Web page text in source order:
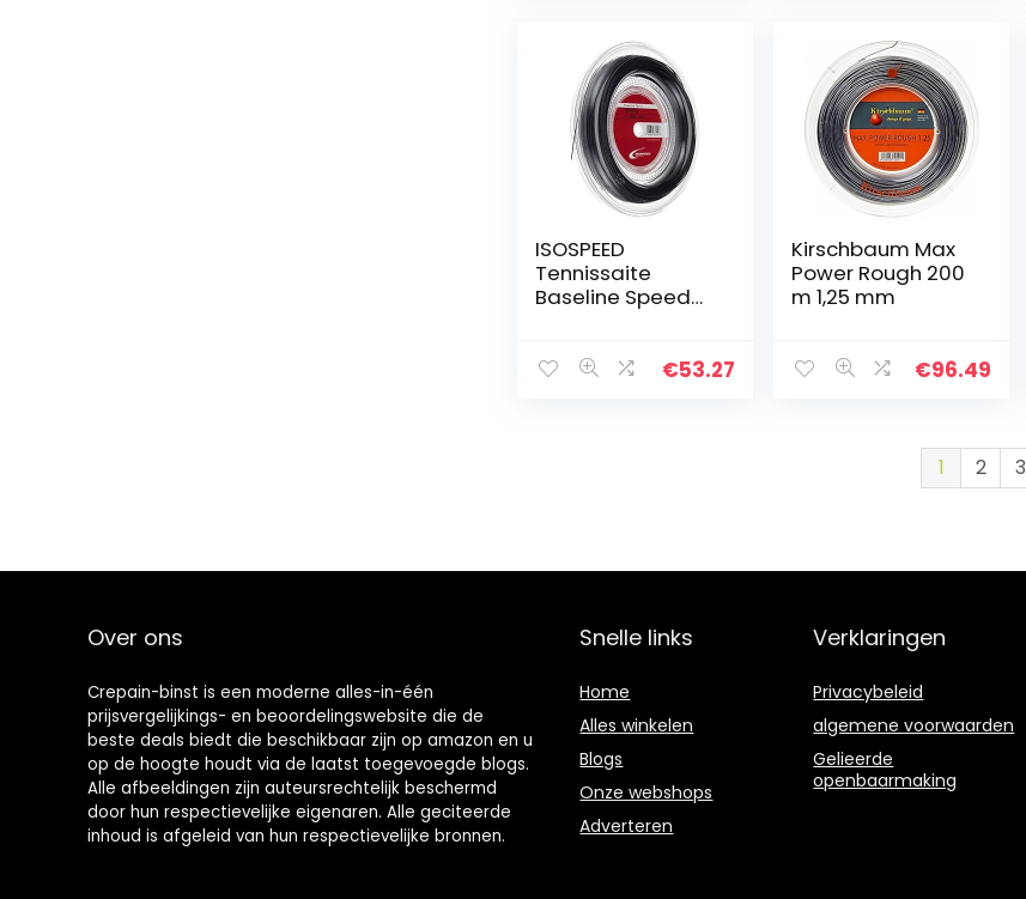
ISOSPEED
Tennissaite
Baseline Speed
€53.27
Kirschbaum Max
Power Rough 200
m 1,25 mm
€96.49
1 2 3
Over ons
Crepain-binst is een moderne alles-in-één
prijsvergelijkings- en beoordelingswebsite die de
beste deals biedt die beschikbaar zijn op amazon en u
op de hoogte houdt via de laatst toegevoegde blogs.
Alle afbeeldingen zijn auteursrechtelijk beschermd
door hun respectievelijke eigenaren. Alle geciteerde
inhoud is afgeleid van hun respectievelijke bronnen.
Snelle links
Home
Alles winkelen
Blogs
Onze webshops
Adverteren
Verklaringen
Privacybeleid
algemene voorwaarden
Gelieerde
openbaarmaking